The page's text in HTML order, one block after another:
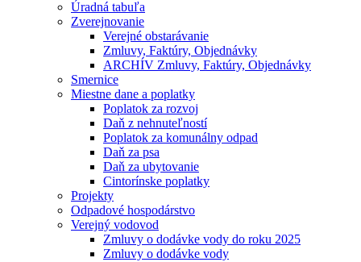
Úradná tabuľa
Zverejnovanie
Verejné obstarávanie
Zmluvy, Faktúry, Objednávky
ARCHÍV Zmluvy, Faktúry, Objednávky
Smernice
Miestne dane a poplatky
Poplatok za rozvoj
Daň z nehnuteľností
Poplatok za komunálny odpad
Daň za psa
Daň za ubytovanie
Cintorínske poplatky
Projekty
Odpadové hospodárstvo
Verejný vodovod
Zmluvy o dodávke vody do roku 2025
Zmluvy o dodávke vody